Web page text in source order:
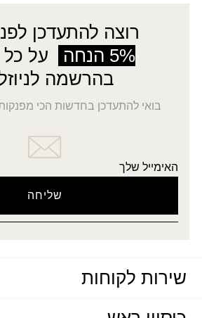
רוצה להתעדכן
5% הנחה
על
בהרשמה
בואי להתעדכן בחדשות הכי
האימייל שלך
שירות לקוחות